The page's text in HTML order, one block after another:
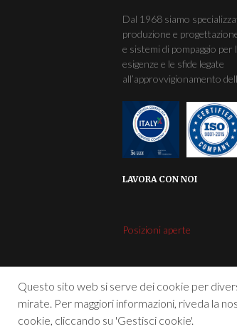
Questo sito web si serve dei cookie per
mirate. Per maggiori informazioni, riveda la
cookie, cliccando su 'Gestisci cookie'.
Dal 1968 siamo
produzione e
e sistemi di pompaggio per
esigenze e le sfide legate
all’approvvigionamento
LAVORA CON NOI
Posizioni aperte